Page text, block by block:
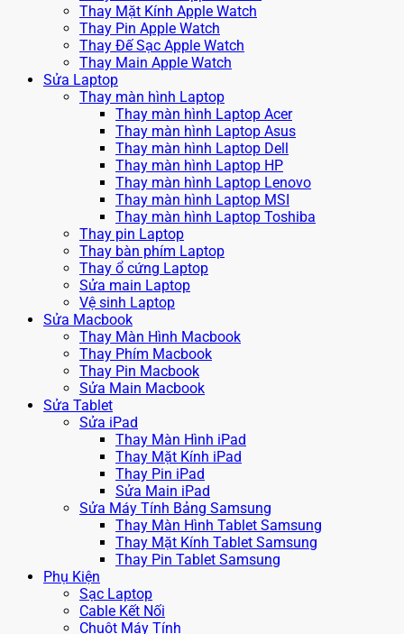
Thay Mặt Kính Apple Watch
Thay Pin Apple Watch
Thay Đế Sạc Apple Watch
Thay Main Apple Watch
Sửa Laptop
Thay màn hình Laptop
Thay màn hình Laptop Acer
Thay màn hình Laptop Asus
Thay màn hình Laptop Dell
Thay màn hình Laptop HP
Thay màn hình Laptop Lenovo
Thay màn hình Laptop MSI
Thay màn hình Laptop Toshiba
Thay pin Laptop
Thay bàn phím Laptop
Thay ổ cứng Laptop
Sửa main Laptop
Vệ sinh Laptop
Sửa Macbook
Thay Màn Hình Macbook
Thay Phím Macbook
Thay Pin Macbook
Sửa Main Macbook
Sửa Tablet
Sửa iPad
Thay Màn Hình iPad
Thay Mặt Kính iPad
Thay Pin iPad
Sửa Main iPad
Sửa Máy Tính Bảng Samsung
Thay Màn Hình Tablet Samsung
Thay Mặt Kính Tablet Samsung
Thay Pin Tablet Samsung
Phụ Kiện
Sạc Laptop
Cable Kết Nối
Chuột Máy Tính